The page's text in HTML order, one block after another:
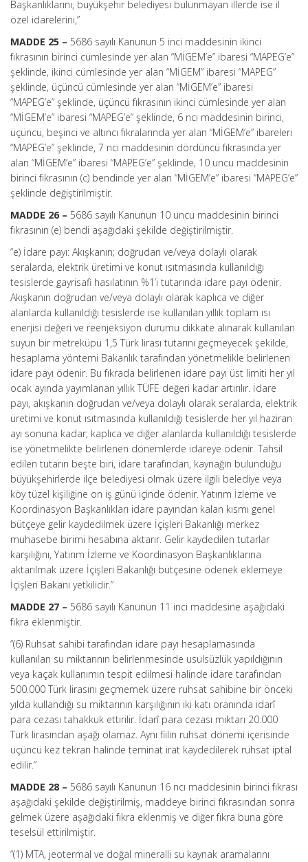
Başkanlıklarını, büyükşehir belediyesi bulunmayan illerde ise il
özel idarelerini,”
MADDE 25 – 5686 sayılı Kanunun 5 inci maddesinin ikinci
fıkrasının birinci cümlesinde yer alan “MİGEM’e” ibaresi “MAPEG’e”
şeklinde, ikinci cümlesinde yer alan “MİGEM” ibaresi “MAPEG”
şeklinde, üçüncü cümlesinde yer alan “MİGEM’e” ibaresi
“MAPEG’e” şeklinde, üçüncü fıkrasının ikinci cümlesinde yer alan
“MİGEM’e” ibaresi “MAPEG’e” şeklinde, 6 ncı maddesinin birinci,
üçüncü, beşinci ve altıncı fıkralarında yer alan “MİGEM’e” ibareleri
“MAPEG’e” şeklinde, 7 nci maddesinin dördüncü fıkrasında yer
alan “MİGEM’e” ibaresi “MAPEG’e” şeklinde, 10 uncu maddesinin
birinci fıkrasının (c) bendinde yer alan “MİGEM’e” ibaresi “MAPEG’e”
şeklinde değiştirilmiştir.
MADDE 26 – 5686 sayılı Kanunun 10 uncu maddesinin birinci
fıkrasının (e) bendi aşağıdaki şekilde değiştirilmiştir.
“e) İdare payı: Akışkanın; doğrudan ve/veya dolaylı olarak
seralarda, elektrik üretimi ve konut ısıtmasında kullanıldığı
tesislerde gayrisafi hasılatının %1’i tutarında idare payı ödenir.
Akışkanın doğrudan ve/veya dolaylı olarak kaplıca ve diğer
alanlarda kullanıldığı tesislerde ise kullanılan yıllık toplam ısı
enerjisi değeri ve reenjeksiyon durumu dikkate alınarak kullanılan
suyun bir metreküpü 1,5 Türk lirası tutarını geçmeyecek şekilde,
hesaplama yöntemi Bakanlık tarafından yönetmelikle belirlenen
idare payı ödenir. Bu fıkrada belirlenen idare payı üst limiti her yıl
ocak ayında yayımlanan yıllık TÜFE değeri kadar artırılır. İdare
payı, akışkanın doğrudan ve/veya dolaylı olarak seralarda, elektrik
üretimi ve konut ısıtmasında kullanıldığı tesislerde her yıl haziran
ayı sonuna kadar; kaplıca ve diğer alanlarda kullanıldığı tesislerde
ise yönetmelikte belirlenen dönemlerde idareye ödenir. Tahsil
edilen tutarın beşte biri, idare tarafından, kaynağın bulunduğu
büyükşehirlerde ilçe belediyesi olmak üzere ilgili belediye veya
köy tüzel kişiliğine on iş günü içinde ödenir. Yatırım İzleme ve
Koordinasyon Başkanlıkları idare payından kalan kısmı genel
bütçeye gelir kaydedilmek üzere İçişleri Bakanlığı merkez
muhasebe birimi hesabına aktarır. Gelir kaydedilen tutarlar
karşılığını, Yatırım İzleme ve Koordinasyon Başkanlıklarına
aktarılmak üzere İçişleri Bakanlığı bütçesine ödenek eklemeye
İçişleri Bakanı yetkilidir.”
MADDE 27 – 5686 sayılı Kanunun 11 inci maddesine aşağıdaki
fıkra eklenmiştir.
“(6) Ruhsat sahibi tarafından idare payı hesaplamasında
kullanılan su miktarının belirlenmesinde usulsüzlük yapıldığının
veya kaçak kullanımın tespit edilmesi halinde idare tarafından
500.000 Türk lirasını geçmemek üzere ruhsat sahibine bir önceki
yılda kullandığı su miktarının karşılığının iki katı oranında idarî
para cezası tahakkuk ettirilir. İdarî para cezası miktarı 20.000
Türk lirasından aşağı olamaz. Aynı fiilin ruhsat dönemi içerisinde
üçüncü kez tekrarı halinde teminat irat kaydedilerek ruhsat iptal
edilir.”
MADDE 28 – 5686 sayılı Kanunun 16 ncı maddesinin birinci fıkrası
aşağıdaki şekilde değiştirilmiş, maddeye birinci fıkrasından sonra
gelmek üzere aşağıdaki fıkra eklenmiş ve diğer fıkra buna göre
teselsül ettirilmiştir.
“(1) MTA, jeotermal ve doğal mineralli su kaynak aramalarını